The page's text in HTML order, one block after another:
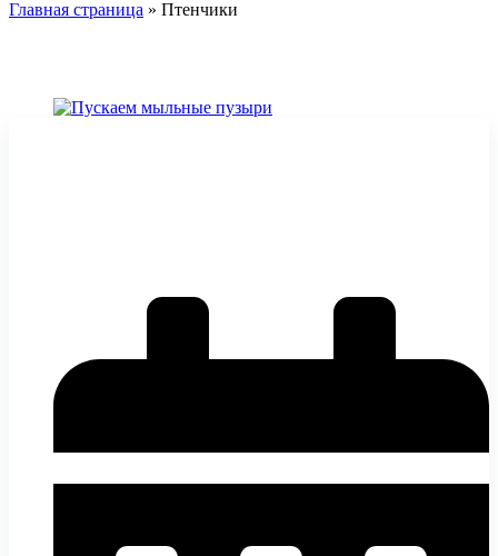
Главная страница » Птенчики